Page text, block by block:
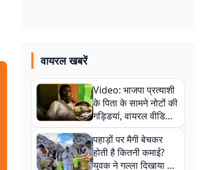
वायरल खबरें
Video: भाजपा प्रत्याशी
के पिता के सामने नोटों की
गड्डियां, वायरल वीडियो
से राजनीति में उबाल,
अजित महतो बोले- TMC
की गंदी चाल
पहाड़ों पर मैगी बेचकर
होती है कितनी कमाई?
युवक ने गल्ला दिखाया तो